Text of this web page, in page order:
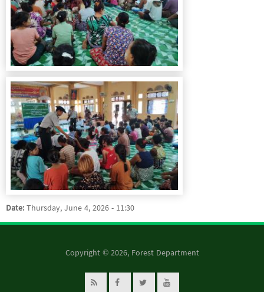
Date:Thursday, June 4, 2026 - 11:30
Copyright © 2026, Forest Department